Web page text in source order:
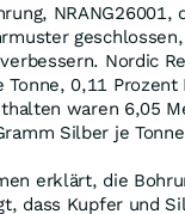
Nordic
Tonne, 0,11
waren 6,05
Silber je
erklärt, die
dass Kupfer und